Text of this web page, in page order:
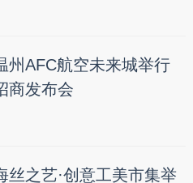
州AFC航空未来城举行
商发布会
丝之艺·创意工美市集举